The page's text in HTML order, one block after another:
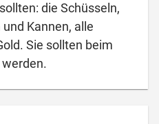
die Schüsseln,
Kannen, alle
Sie sollten beim